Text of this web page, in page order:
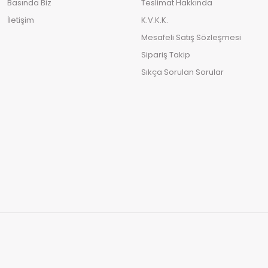
Basında Biz
İletişim
Teslimat Hakkında
K.V.K.K.
Mesafeli Satış Sözleşmesi
Sipariş Takip
Sıkça Sorulan Sorular